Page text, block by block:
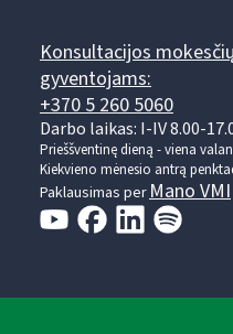
Konsultacijos
gyventojams:
+370 5 260 5060
Darbo laikas: I-IV 8.00-
Prieššventinę dieną - viena
Kiekvieno mėnesio antrą
Paklausimas perMano VMI